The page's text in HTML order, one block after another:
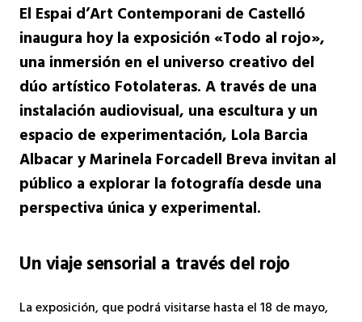
El Espai d’Art Contemporani de Castelló
inaugura hoy la exposición «Todo al rojo»,
una inmersión en el universo creativo del
dúo artístico Fotolateras. A través de una
instalación audiovisual, una escultura y un
espacio de experimentación, Lola Barcia
Albacar y Marinela Forcadell Breva invitan al
público a explorar la fotografía desde una
perspectiva única y experimental.
Un viaje sensorial a través del rojo
La exposición, que podrá visitarse hasta el 18 de mayo,